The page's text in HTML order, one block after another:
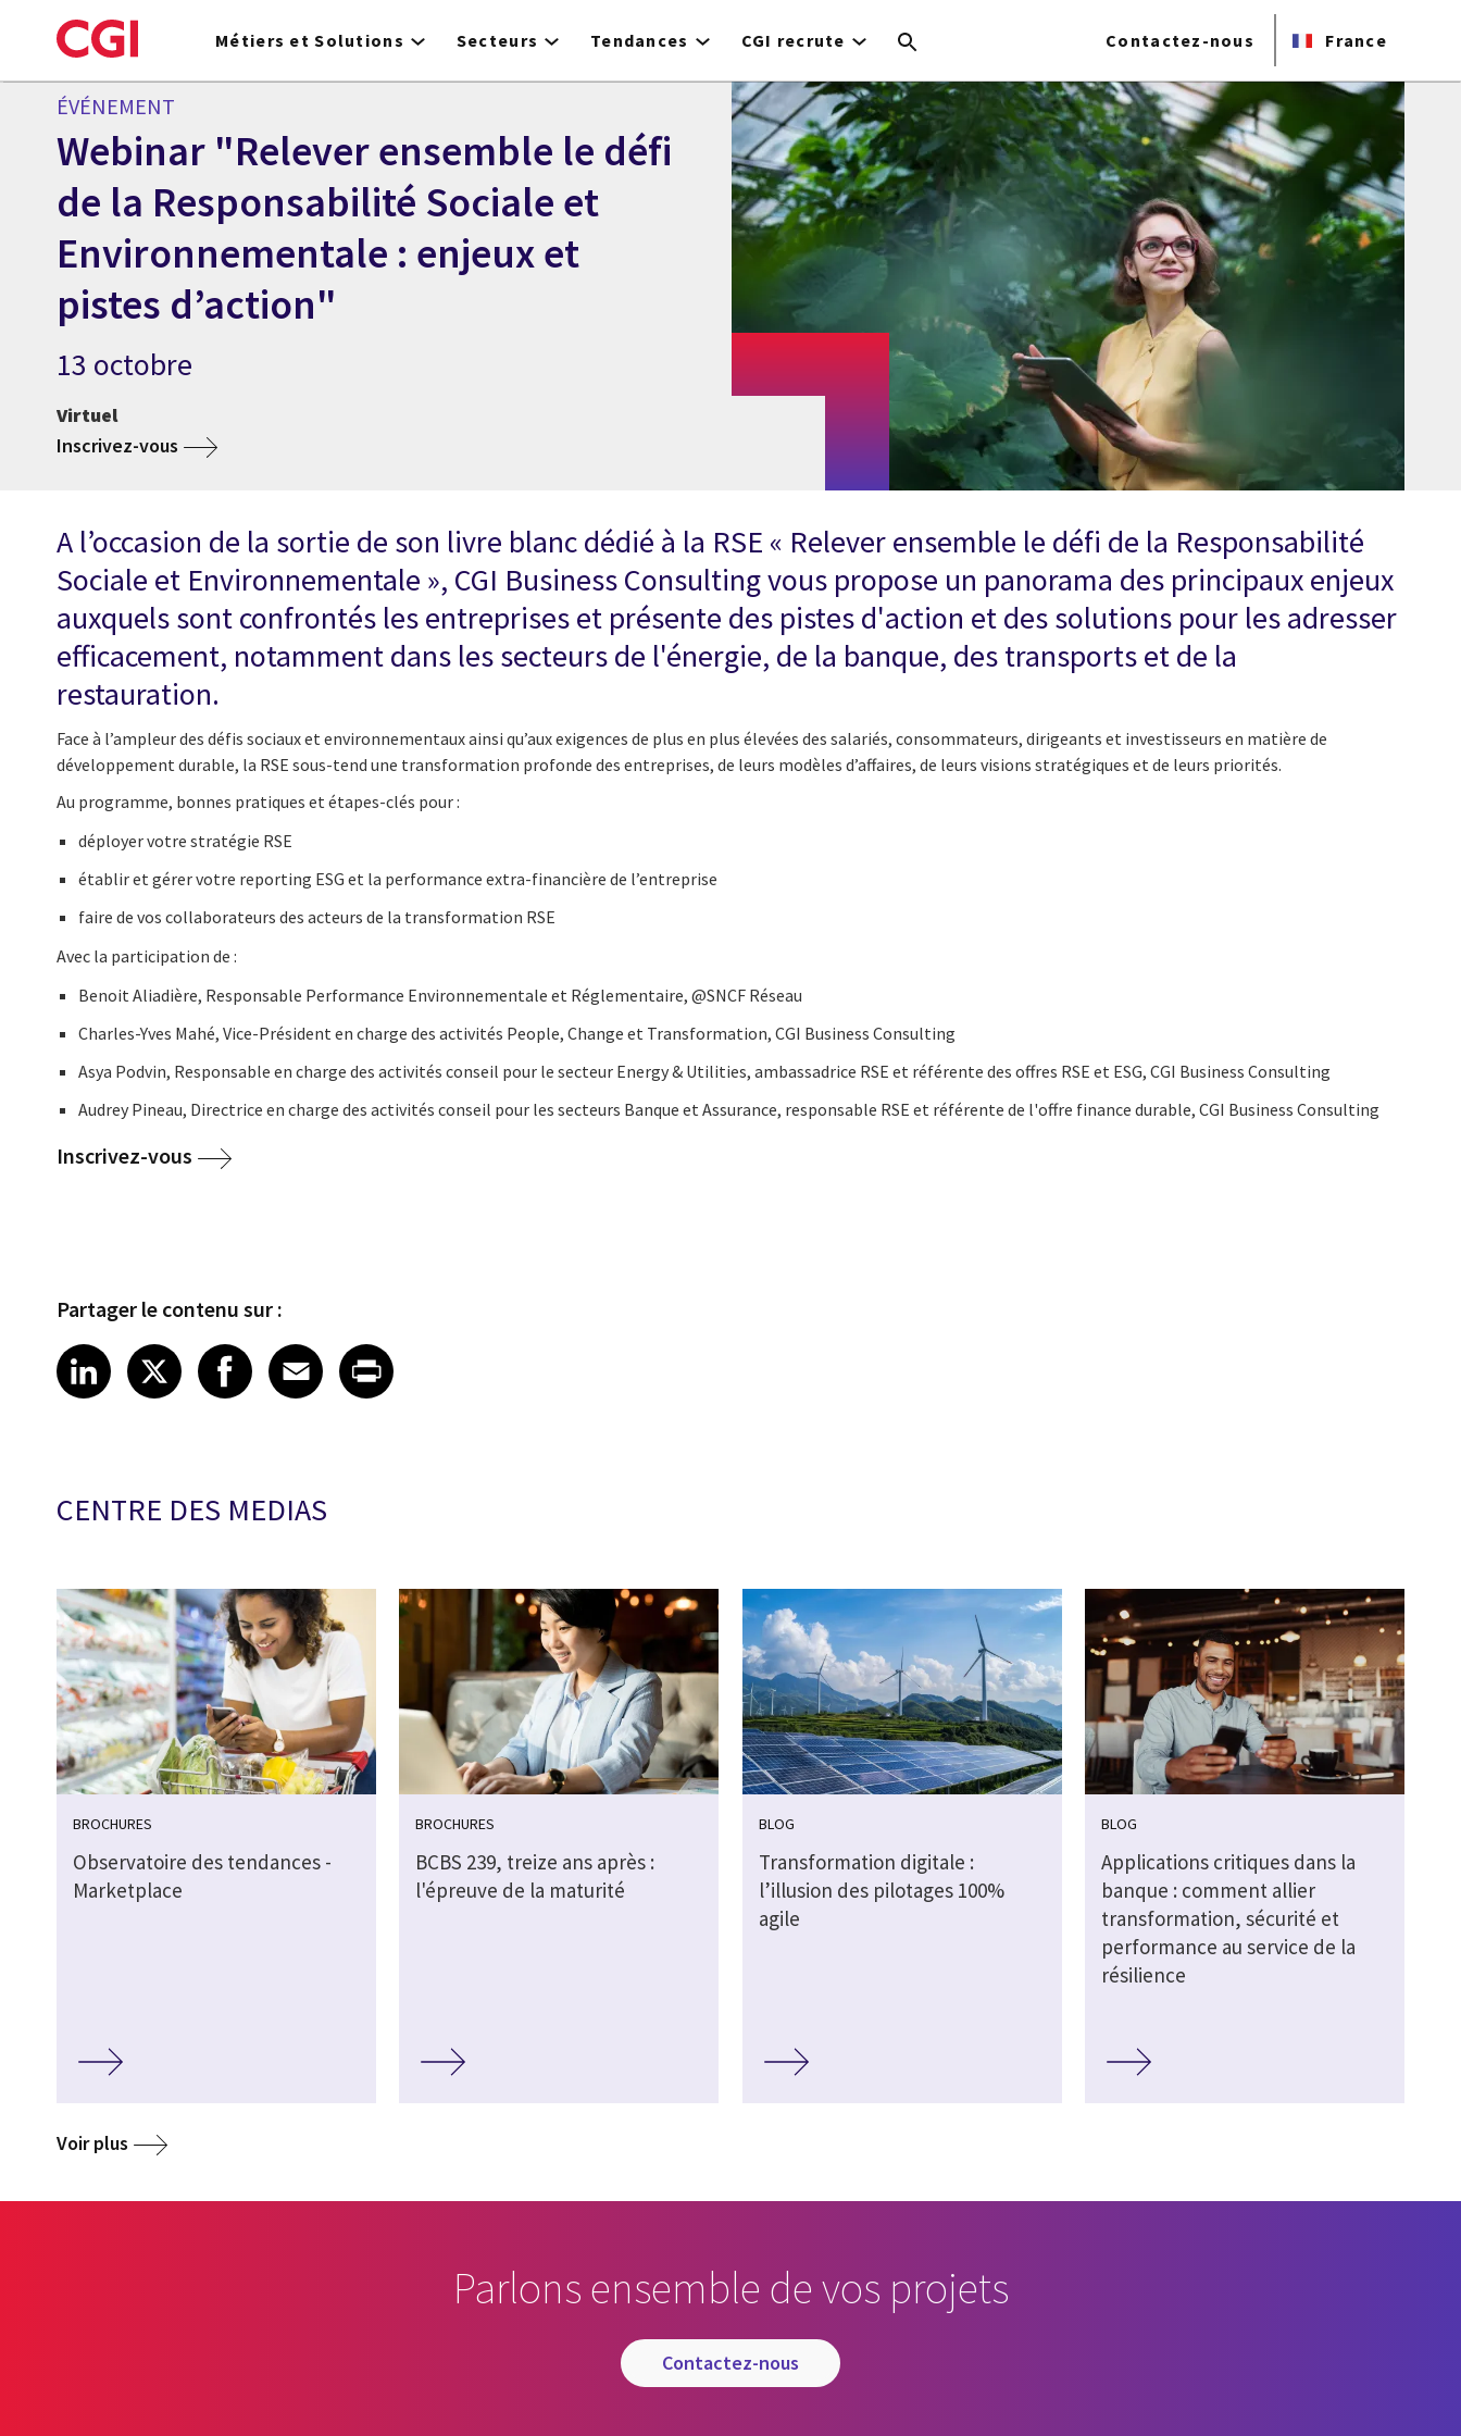
to
content
Métiers et Solutions Secteurs Tendances CGI recrute Contactez-nous France
ÉVÉNEMENT
Webinar "Relever ensemble le défi
de la Responsabilité Sociale et
Environnementale : enjeux et
pistes d’action"
13 octobre
Virtuel
Inscrivez-vous
A l’occasion de la sortie de son livre blanc dédié à la RSE « Relever ensemble le défi de la Responsabilité
Sociale et Environnementale », CGI Business Consulting vous propose un panorama des principaux enjeux
auxquels sont confrontés les entreprises et présente des pistes d'action et des solutions pour les adresser
efficacement, notamment dans les secteurs de l'énergie, de la banque, des transports et de la
restauration.
Face à l’ampleur des défis sociaux et environnementaux ainsi qu’aux exigences de plus en plus élevées des salariés, consommateurs, dirigeants et investisseurs en matière de
développement durable, la RSE sous-tend une transformation profonde des entreprises, de leurs modèles d’affaires, de leurs visions stratégiques et de leurs priorités.
Au programme, bonnes pratiques et étapes-clés pour :
déployer votre stratégie RSE
établir et gérer votre reporting ESG et la performance extra-financière de l’entreprise
faire de vos collaborateurs des acteurs de la transformation RSE
Avec la participation de :
Benoit Aliadière, Responsable Performance Environnementale et Réglementaire, @SNCF Réseau
Charles-Yves Mahé, Vice-Président en charge des activités People, Change et Transformation, CGI Business Consulting
Asya Podvin, Responsable en charge des activités conseil pour le secteur Energy & Utilities, ambassadrice RSE et référente des offres RSE et ESG, CGI Business Consulting
Audrey Pineau, Directrice en charge des activités conseil pour les secteurs Banque et Assurance, responsable RSE et référente de l'offre finance durable, CGI Business Consulting
Inscrivez-vous
Partager le contenu sur :
Share article on LinkedIn
LinkedIn
Share article on X
XShare article on Facebook
Facebook
Share article on Email
Email
Share article on Print
CENTRE DES MEDIAS
BROCHURES
Observatoire des tendances -
Marketplace
BROCHURES
BCBS 239, treize ans après :
l'épreuve de la maturité
BLOG
Transformation digitale :
l’illusion des pilotages 100%
agile
BLOG
Applications critiques dans la
banque : comment allier
transformation, sécurité et
performance au service de la
résilience
Voir plus
Parlons ensemble de vos projets
contactez-nous